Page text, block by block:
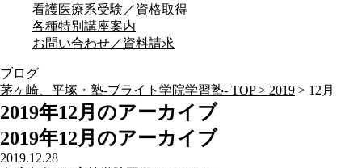
看護医療系受験／資格取得
各種特別講座案内
お問い合わせ／資料請求
ブログ
茅ヶ崎、平塚・塾-ブライト学院学習塾- TOP > 2019 > 12月
2019年12月のアーカイブ
2019年12月のアーカイブ
2019.12.28